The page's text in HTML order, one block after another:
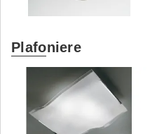
Plafoniere